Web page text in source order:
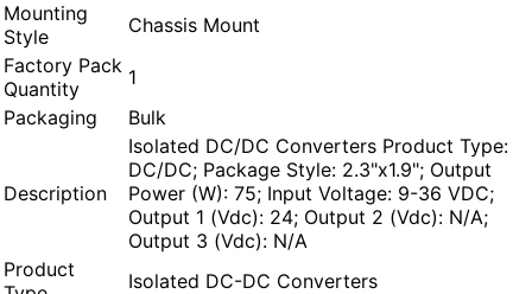
Mounting
Style
Chassis Mount
Factory Pack
Quantity
1
Packaging
Bulk
Description
Isolated DC/DC Converters Product Type:
DC/DC; Package Style: 2.3"x1.9"; Output
Power (W): 75; Input Voltage: 9-36 VDC;
Output 1 (Vdc): 24; Output 2 (Vdc): N/A;
Output 3 (Vdc): N/A
Product
Isolated DC-DC Converters